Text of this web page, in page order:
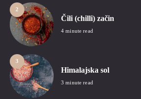
2
Čili (chilli) začin
4 minute read
3
Himalajska sol
3 minute read